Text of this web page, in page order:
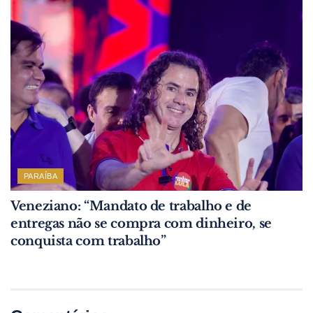
PARAÍBA
Veneziano: “Mandato de trabalho e de
entregas não se compra com dinheiro, se
conquista com trabalho”